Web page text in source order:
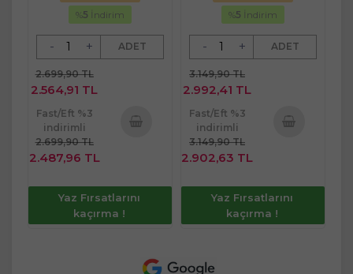
%5 İndirim
- + ADET
2.699,90 TL
2.564,91 TL
Fast/Eft %3
indirimli
2.699,90 TL
2.487,96 TL
Yaz Fırsatlarını
kaçırma !
%5 İndirim
- + ADET
3.149,90 TL
2.992,41 TL
Fast/Eft %3
indirimli
3.149,90 TL
2.902,63 TL
Yaz Fırsatlarını
kaçırma !